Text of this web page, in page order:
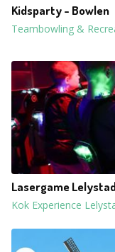
Kidsparty - Bowlen
Teambowling &
Lasergame
Kok Experience